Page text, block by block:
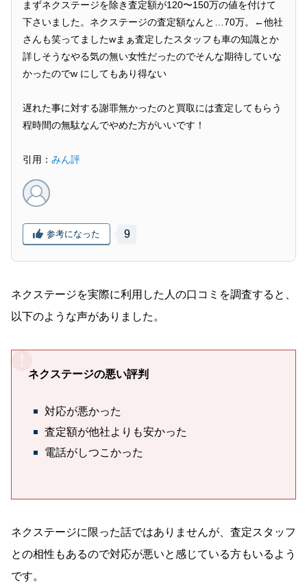
まずネクステージを除き査定額が120〜150万の値を付けて
下さいました。ネクステージの査定額なんと…70万。←他社
さんも笑ってましたwまぁ査定したスタッフも車の知識とか
詳しそうなやる気の無い女性だったのでそんな期待していな
かったのでw にしてもあり得ない
遅れた事に対する謝罪無かったのと買取には査定してもらう
程時間の無駄なんでやめた方がいいです！
引用： みん評
参考になった 9
ネクステージを実際に利用した人の口コミを調査すると、
以下のような声がありました。
ネクステージの悪い評判
対応が悪かった
査定額が他社よりも安かった
電話がしつこかった
ネクステージに限った話ではありませんが、査定スタッフ
との相性もあるので対応が悪いと感じている方もいるよう
です。